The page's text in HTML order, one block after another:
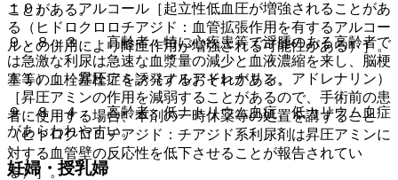
ことがある。
９．８．３． 高齢者：特に心疾患等で浮腫のある高齢者で
は急激な利尿は急速な血漿量の減少と血液濃縮を来し、脳梗
塞等の血栓塞栓症を誘発するおそれがある。
９．８．４． 高齢者：低ナトリウム血症、低カリウム血症
があらわれやすい。
妊婦・授乳婦
１０）． アルコール［起立性低血圧が増強されることがあ
る（ヒドロクロロチアジド：血管拡張作用を有するアルコー
ルとの併用により降圧作用が増強される可能性がある）］。
１１）． 昇圧アミン（ノルアドレナリン、アドレナリン）
［昇圧アミンの作用を減弱することがあるので、手術前の患
者に使用する場合、本剤の一時休薬等の処置を講ずること
（ヒドロクロロチアジド：チアジド系利尿剤は昇圧アミンに
対する血管壁の反応性を低下させることが報告されてい
る）］。